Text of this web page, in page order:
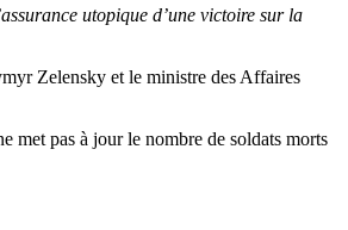
utopique d’une victoire sur la
Zelensky et le ministre des Affaires
met pas à jour le nombre de soldats morts